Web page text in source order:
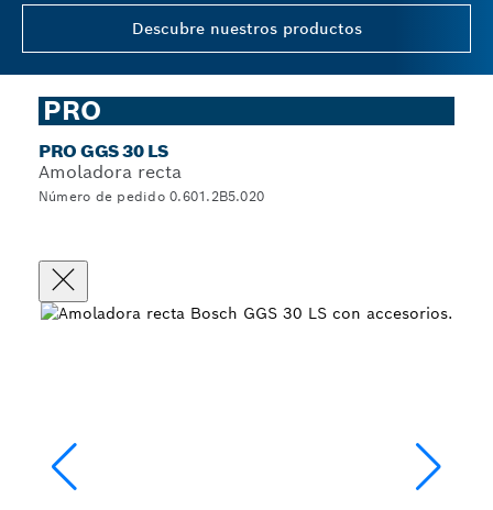
Descubre nuestros productos
PRO
PRO GGS 30 LS
Amoladora recta
Número de pedido 0.601.2B5.020